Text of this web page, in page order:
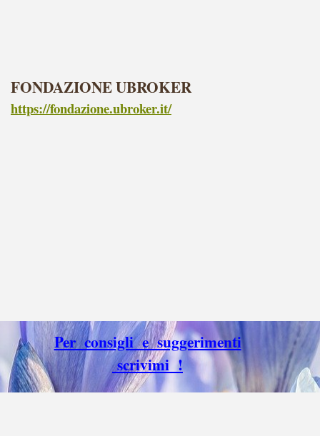
FONDAZIONE UBROKER
https://fondazione.ubroker.it/
Per consigli e suggerimenti
scrivimi !